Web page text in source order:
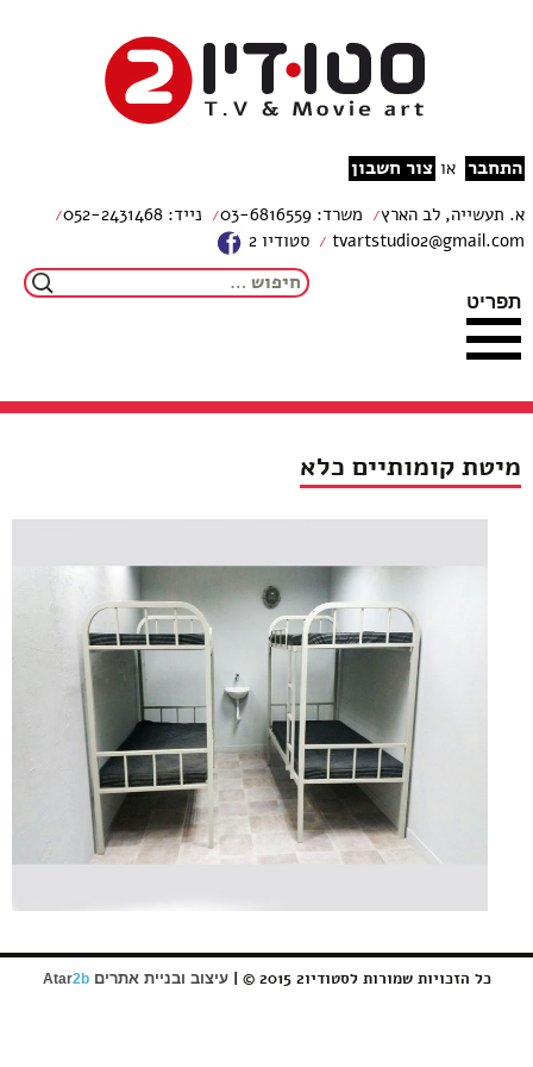
studio2
התחבר או צור חשבון
א. תעשייה, לב הארץ משרד: 03-6816559
נייד: 052-2431468
tvartstudio2@gmail.com
סטודיו 2
תפריט
חיפוש:
מיטת קומותיים כלא
כל הזכויות שמורות לסטודיו2 2015 © | עיצוב ובניית אתרים Atar2b